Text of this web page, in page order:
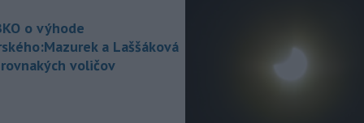
15:39
Profesionálni hasiči z
Liptovského Mikuláša, Liptovského
a Mengusoviec a dobrovoľní
o výhode
a Laššáková
voličov